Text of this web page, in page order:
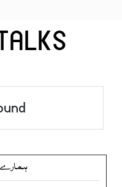
ہمارے